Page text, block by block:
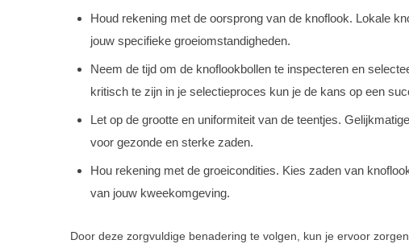
Houd rekening met de oorsprong van de knoflook. Lokale
jouw specifieke groeiomstandigheden.
Neem de tijd om de knoflookbollen te inspecteren en
kritisch te zijn in je selectieproces kun je de kans op een
Let op de grootte en uniformiteit van de teentjes.
voor gezonde en sterke zaden.
Hou rekening met de groeicondities. Kies zaden van
van jouw kweekomgeving.
Door deze zorgvuldige benadering te volgen, kun je ervoor